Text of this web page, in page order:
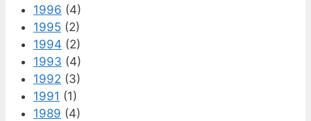
1996 (4)
1995 (2)
1994 (2)
1993 (4)
1992 (3)
1991 (1)
1989 (4)